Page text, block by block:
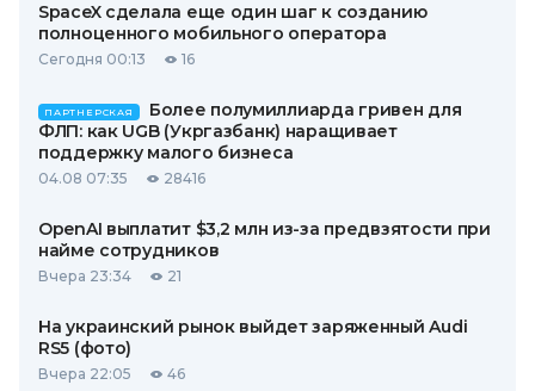
SpaceX сделала еще один шаг к созданию
полноценного мобильного оператора
Сегодня 00:13 16
ПАРТНЕРСКАЯ
Более полумиллиарда гривен для
ФЛП: как UGB (Укргазбанк) наращивает
поддержку малого бизнеса
04.08 07:35 28416
OpenAI выплатит $3,2 млн из-за предвзятости при
найме сотрудников
Вчера 23:34 21
На украинский рынок выйдет заряженный Audi
RS5 (фото)
Вчера 22:05 46